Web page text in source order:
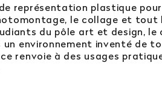
représentation plastique
le collage et tout
du pôle art et design,
environnement inventé de
renvoie à des usages
orientation